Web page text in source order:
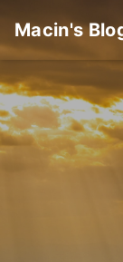
Macin's